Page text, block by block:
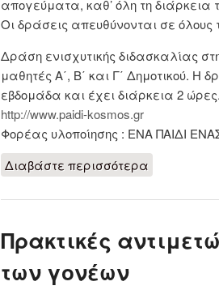
απογεύματα, καθ’ όλη τη
Οι δράσεις απευθύνονται σε όλους
Δράση ενισχυτικής διδασκαλίας
μαθητές Α΄, Β΄ και Γ΄ Δημοτικού. Η
εβδομάδα και έχει διάρκεια 2
http://www.paidi-kosmos.gr
Φορέας υλοποίησης : EΝΑ ΠΑΙΔΙ
Διαβάστε περισσότερα
Πρακτικές
των γονέων